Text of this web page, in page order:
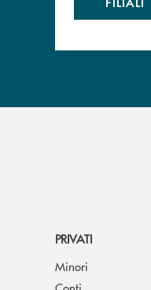
PRIVATI
Minori